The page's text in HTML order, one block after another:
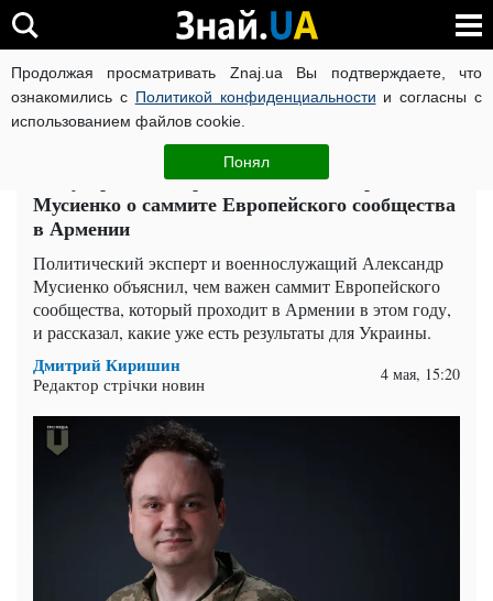
Продолжая просматривать Znaj.ua Вы подтверждаете, что
ознакомились с Политикой конфиденциальности и согласны с
использованием файлов cookie.
Понял
ВОЙНА РОССИИ ПРОТИВ УКРАИНЫ КОРОНАВИРУС В
Политика ЧИТАТИ УКРАЇНСЬКОЮ
Это удар под дых россии, – Александр
Мусиенко о саммите Европейского сообщества
в Армении
Политический эксперт и военнослужащий Александр
Мусиенко объяснил, чем важен саммит Европейского
сообщества, который проходит в Армении в этом году,
и рассказал, какие уже есть результаты для Украины.
Дмитрий Киришин
Редактор стрічки новин 4 мая, 15:20